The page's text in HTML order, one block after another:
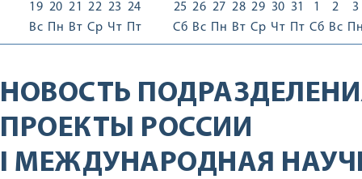
19
Вс
20
Пн
21
Вт
22
Ср
23
Чт
24
Пт
25
Сб
26
Вс
27
Пн
28
Вт
29
Ср
30
Чт
31
Пт
1
Сб
2
Вс
3
НОВОСТЬ
ПРОЕКТЫ РОССИИ
I МЕЖДУНАРОДНАЯ